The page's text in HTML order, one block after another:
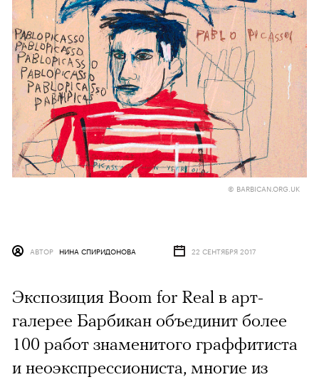
© BARBICAN.ORG.UK
АВТОР НИНА СПИРИДОНОВА 22 СЕНТЯБРЯ 2017
Экспозиция Boom for Real в арт-
галерее Барбикан объединит более
100 работ знаменитого граффитиста
и неоэкспрессиониста, многие из